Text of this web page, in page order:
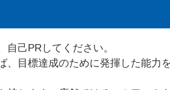
己PRしてください。
目標達成のために発揮した能力